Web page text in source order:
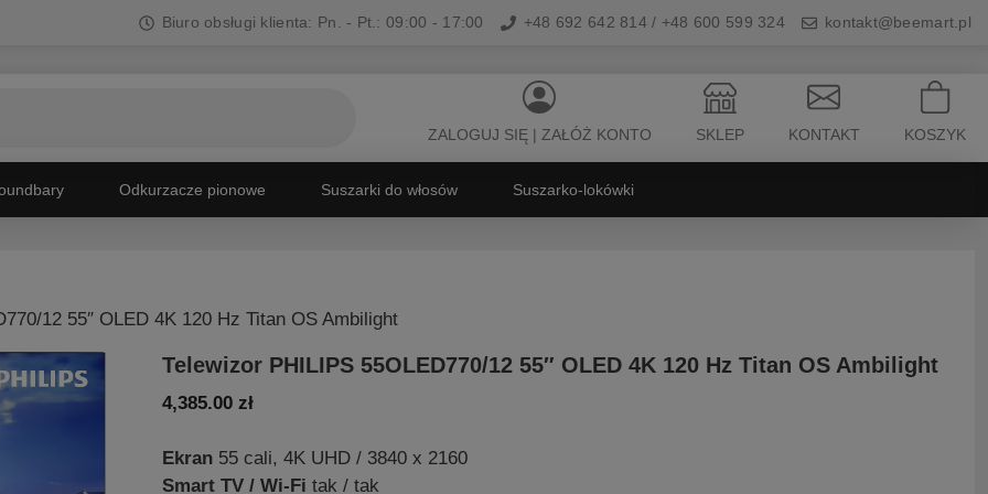
Biuro obsługi klienta: Pn. - Pt.: 09:00 - 17:00 +48 692 642 814 / +48 600 599 324 kontakt@beemart.pl
ZALOGUJ SIĘ | ZAŁÓŻ KONTO SKLEP KONTAKT KOSZYK
Odkurzacze pionowe Suszarki do włosów Suszarko-lokówki
12 55″ OLED 4K 120 Hz Titan OS Ambilight
Telewizor PHILIPS 55OLED770/12 55″ OLED 4K 120 Hz Titan OS Ambilight
4,385.00zł
Ekran 55 cali, 4K UHD / 3840 x 2160
Smart TV / Wi-Fi tak / tak